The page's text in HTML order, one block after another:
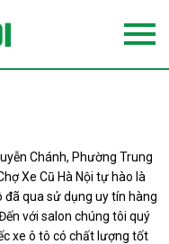
Chánh, Phường Trung
Xe Cũ Hà Nội tự hào là
đã qua sử dụng uy tín hàng
với salon chúng tôi quý
xe ô tô có chất lượng tốt